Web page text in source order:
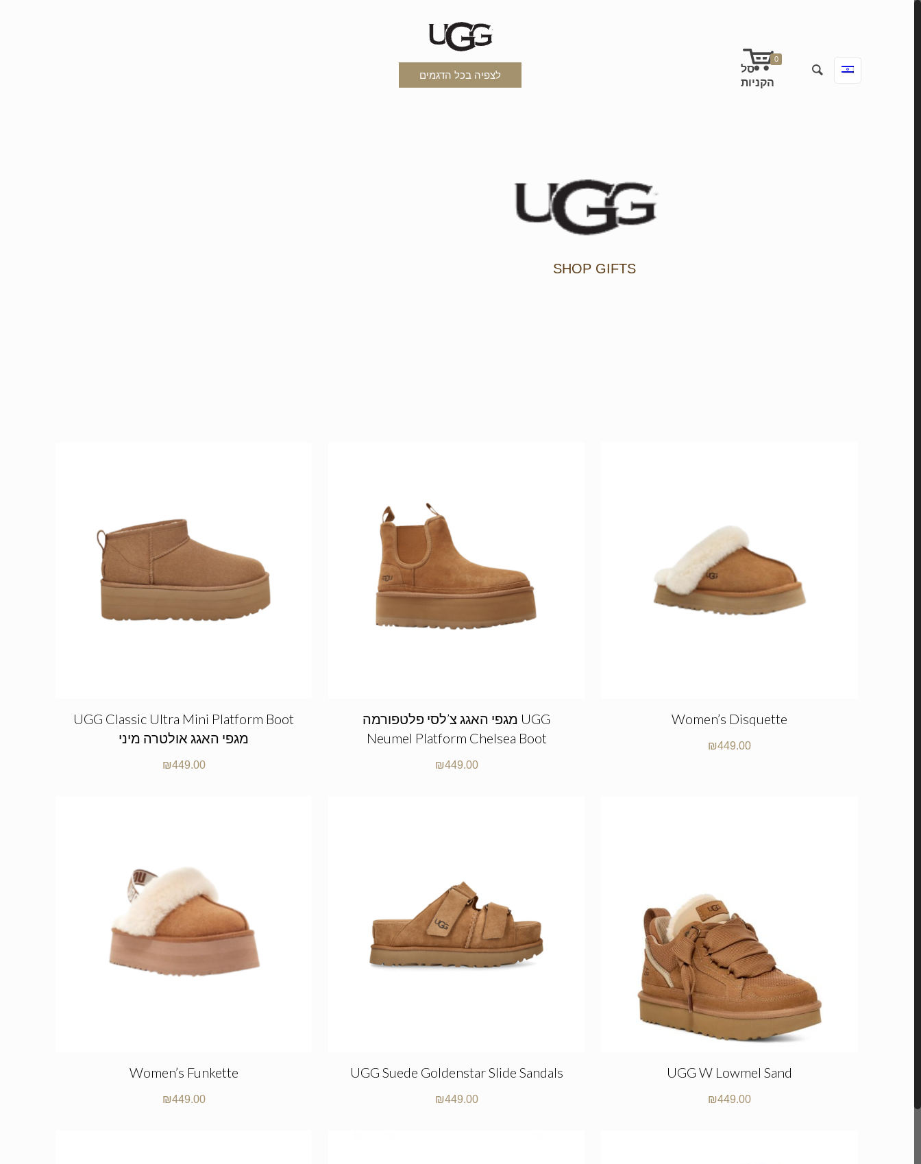
לצפיה בכל הדגמים
0
SHOP GIFTS
UGG Classic Ultra Mini Platform Boot
מגפי האגג אולטרה מיני
₪449.00
מגפי האגג צ’לסי פלטפורמה UGG
Neumel Platform Chelsea Boot
₪449.00
Women’s Disquette
₪449.00
Women’s Funkette
₪449.00
UGG Suede Goldenstar Slide Sandals
₪449.00
UGG W Lowmel Sand
₪449.00